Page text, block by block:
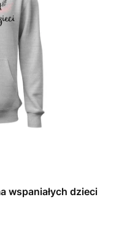
wspaniałych dzieci